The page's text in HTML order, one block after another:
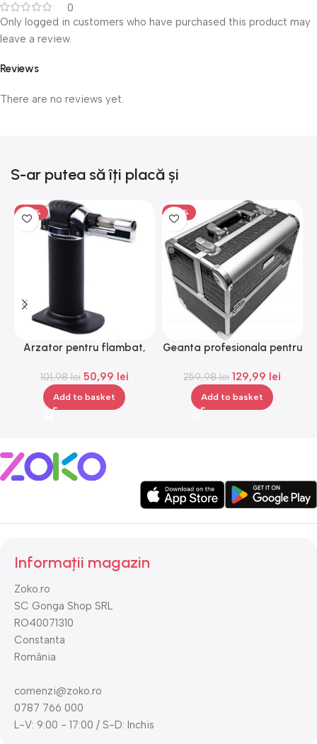
0
Reviews
There are no reviews yet.
Only logged in customers who have purchased this product may
leave a review.
S-ar putea să îți placă și
-50%
Arzator pentru flambat,
Gonga®
101,98lei 50,99 lei
Add to basket
-50%
Geanta profesionala pentru
259,98lei 129,99 lei
Add to basket
Informații magazin
Zoko.ro
SC Gonga Shop SRL
RO40071310
Constanta
România
comenzi@zoko.ro
0787 766 000
L-V: 9:00 - 17:00 / S-D: Inchis